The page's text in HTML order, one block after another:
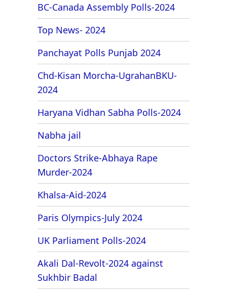
BC-Canada Assembly Polls-2024
Top News- 2024
Panchayat Polls Punjab 2024
Chd-Kisan Morcha-UgrahanBKU-
2024
Haryana Vidhan Sabha Polls-2024
Nabha jail
Doctors Strike-Abhaya Rape
Murder-2024
Khalsa-Aid-2024
Paris Olympics-July 2024
UK Parliament Polls-2024
Akali Dal-Revolt-2024 against
Sukhbir Badal